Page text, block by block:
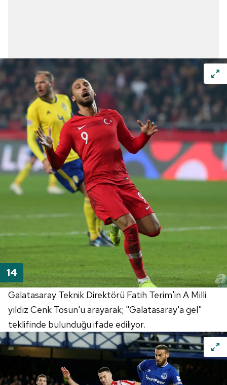
Galatasaray Teknik Direktörü Fatih Terim'in A Milli
yıldız Cenk Tosun'u arayarak; "Galatasaray'a gel"
teklifinde bulunduğu ifade ediliyor.